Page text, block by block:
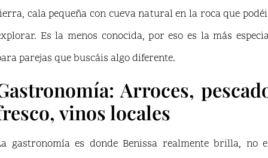
cala pequeña con cueva natural en la roca que
Es la menos conocida, por eso es la más
parejas que buscáis algo diferente.
Arroces,
vinos locales
gastronomía es donde Benissa realmente brilla, no